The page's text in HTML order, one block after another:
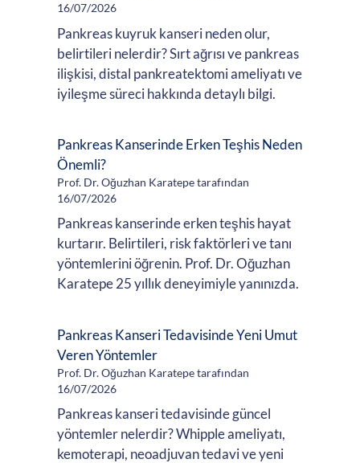
16/07/2026
Pankreas kuyruk kanseri neden olur,
belirtileri nelerdir? Sırt ağrısı ve pankreas
ilişkisi, distal pankreatektomi ameliyatı ve
iyileşme süreci hakkında detaylı bilgi.
Pankreas Kanserinde Erken Teşhis Neden
Önemli?
Prof. Dr. Oğuzhan Karatepe tarafından
16/07/2026
Pankreas kanserinde erken teşhis hayat
kurtarır. Belirtileri, risk faktörleri ve tanı
yöntemlerini öğrenin. Prof. Dr. Oğuzhan
Karatepe 25 yıllık deneyimiyle yanınızda.
Pankreas Kanseri Tedavisinde Yeni Umut
Veren Yöntemler
Prof. Dr. Oğuzhan Karatepe tarafından
16/07/2026
Pankreas kanseri tedavisinde güncel
yöntemler nelerdir? Whipple ameliyatı,
kemoterapi, neoadjuvan tedavi ve yeni